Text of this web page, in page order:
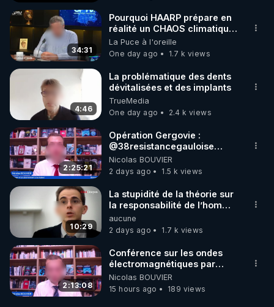
34:31
Pourquoi HAARP prépare en
réalité un CHAOS climatique,
on répond
La Puce à l'oreille
One day ago
1.7 k views
4:46
La problématique des dents
dévitalisées et des implants
TrueMedia
One day ago
2.4 k views
2:25:21
Opération Gergovie :
‪@38resistancegauloise‬
‪@MarionSigautOfficiel‬
‪@gladysriifard5710‬ Laëtitia
Nicolas BOUVIER
2 days ago
1.5 k views
10:29
La stupidité de la théorie sur
la responsabilité de l’homme
concernant le dioxyde de
carbone.
aucune
2 days ago
1.7 k views
2:13:08
Conférence sur les ondes
électromagnétiques par
Grégoire Caustru et Bart de
Wever !
Nicolas BOUVIER
15 hours ago
189 views